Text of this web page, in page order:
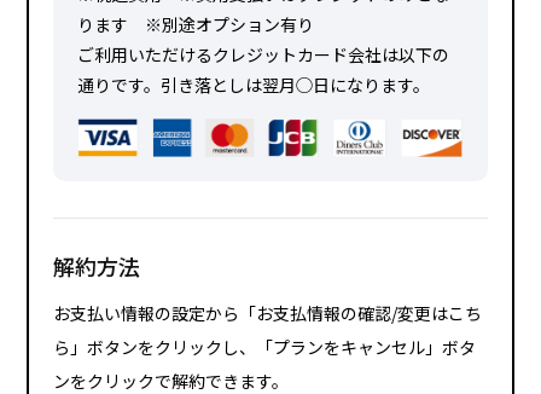
ります ※別途オプション有り
ご利用いただけるクレジットカード会社は以下の
通りです。引き落としは翌月◯日になります。
解約方法
お支払い情報の設定から「お支払情報の確認/変更はこち
ら」ボタンをクリックし、「プランをキャンセル」ボタ
ンをクリックで解約できます。